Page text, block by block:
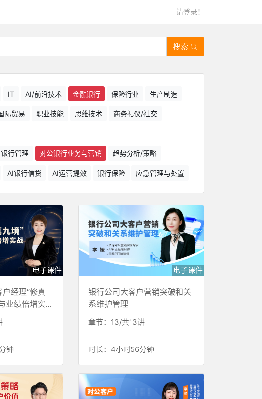
请登录！
搜索
IT AI/前沿技术 金融银行 保险行业 生产制造
际贸易 职业技能 思维技术 商务礼仪/社交
银行管理 对公银行业务与营销 趋势分析/策略
AI银行信贷 AI运营提效 银行保险 应急管理与处置
电子课件
经理“修真
业绩倍增实
钟
电子课件
银行公司大客户营销突破和关
系维护管理
章节：13/共13讲
时长：4小时56分钟